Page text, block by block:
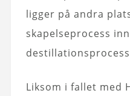
ligger på andra
skapelseprocess
Liksom i fallet med